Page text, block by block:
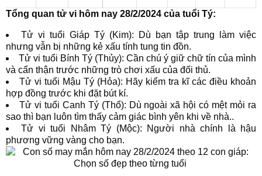
Tổng quan tử vi hôm nay 28/2/2024 của tuổi Tý:
Tử vi tuổi Giáp Tý (Kim): Dù bạn tập trung làm việc
nhưng vẫn bị những kẻ xấu tính tung tin đồn.
Tử vi tuổi Bính Tý (Thủy): Cần chú ý giữ chữ tín của mình
và cẩn thận trước những trò chơi xấu của đối thủ.
Tử vi tuổi Mậu Tý (Hỏa): Hãy kiểm tra kĩ các điều khoản
hợp đồng trước khi đặt bút kí.
Tử vi tuổi Canh Tý (Thổ): Dù ngoài xã hội có mệt mỏi ra
sao thì bạn luôn tìm thấy cảm giác bình yên khi về nhà..
Tử vi tuổi Nhâm Tý (Mộc): Người nhà chính là hậu
phương vững vàng cho bạn.